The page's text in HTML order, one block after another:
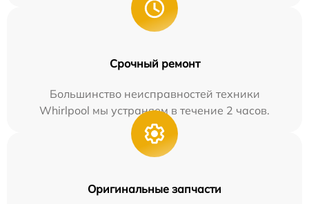
Срочный ремонт
Большинство неисправностей техники
Whirlpool мы устраняем в течение 2 часов.
Оригинальные запчасти